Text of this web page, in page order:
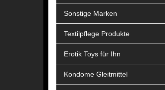
Sonstige Marken
Textilpflege Produkte
Erotik Toys für Ihn
Kondome Gleitmittel